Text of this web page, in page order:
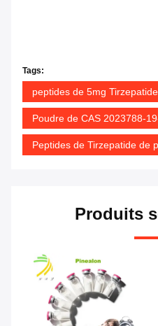
Tags:
peptides de 5mg Tirzepatide
Poudre de CAS 2023788-
Peptides de Tirzepatide de
Produits